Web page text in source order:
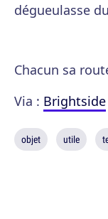
dégueulasse
Chacun sa
Via : Brightside
objet utile